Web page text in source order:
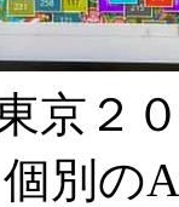
京２
別の